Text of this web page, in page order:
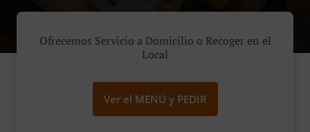
Ofrecemos Servicio a Domicilio o Recoger en el
Local
Ver el MENÚ y PEDIR